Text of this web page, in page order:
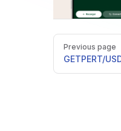
GitHub
Pager
Previous page
GETPERT/